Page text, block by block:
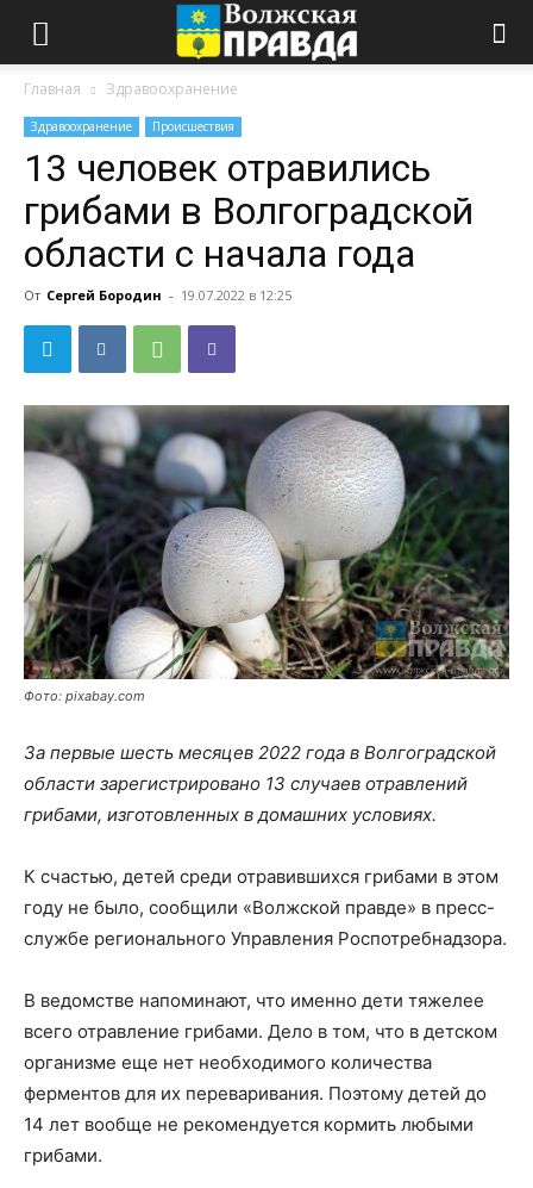
Главная Здравоохранение
Здравоохранение Происшествия
13 человек отравились
грибами в Волгоградской
области с начала года
От Сергей Бородин - 19.07.2022 в 12:25
Фото: pixabay.com
За первые шесть месяцев 2022 года в Волгоградской
области зарегистрировано 13 случаев отравлений
грибами, изготовленных в домашних условиях.
К счастью, детей среди отравившихся грибами в этом
году не было, сообщили «Волжской правде» в пресс-
службе регионального Управления Роспотребнадзора.
В ведомстве напоминают, что именно дети тяжелее
всего отравление грибами. Дело в том, что в детском
организме еще нет необходимого количества
ферментов для их переваривания. Поэтому детей до
14 лет вообще не рекомендуется кормить любыми
грибами.